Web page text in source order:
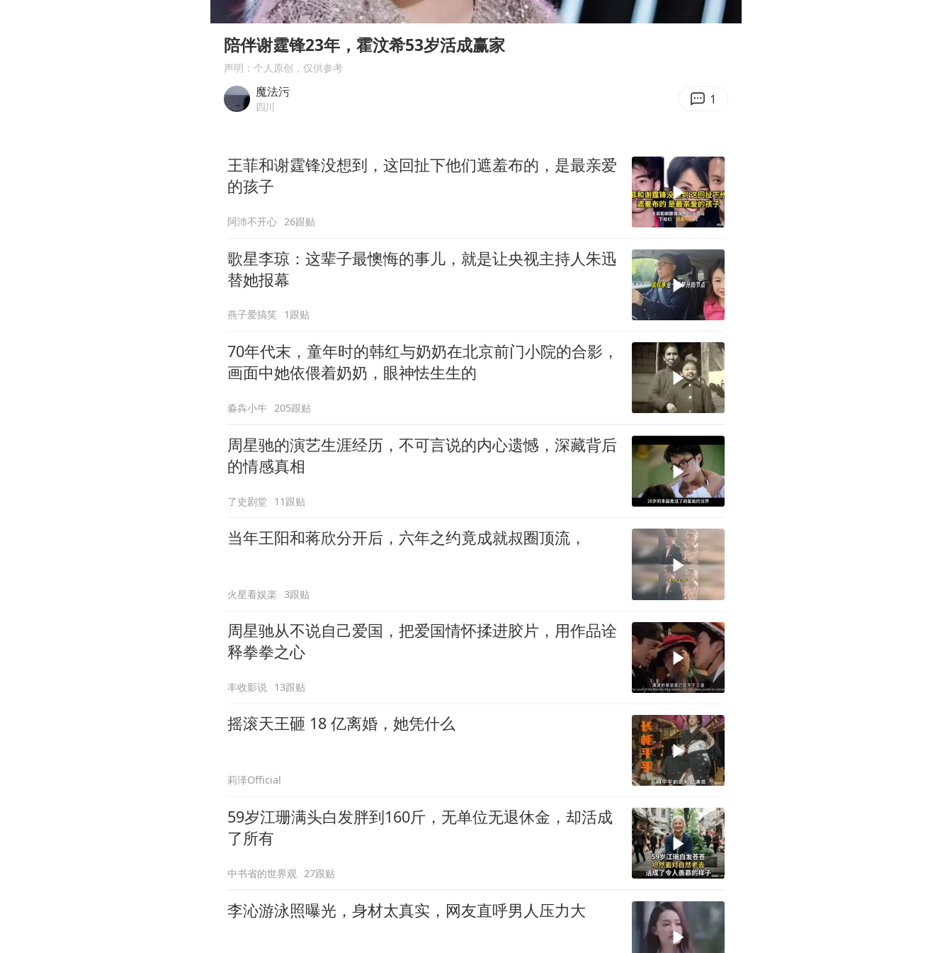
几元成本的AI广告导致千万市值蒸发
酒店回应车内过夜被收150元
全民健身事业高质量发展
Play
00:00 10:21
Enter
陪伴谢霆锋23年，霍汶希53岁活成赢家
声明：个人原创，仅供参考
魔法污
四川 1
王菲和谢霆锋没想到，这回扯下他们遮羞布的，是最亲爱
的孩子
阿沛不开心 26跟贴
歌星李琼：这辈子最懊悔的事儿，就是让央视主持人朱迅
替她报幕
燕子爱搞笑 1跟贴
70年代末，童年时的韩红与奶奶在北京前门小院的合影，
画面中她依偎着奶奶，眼神怯生生的
淼犇小牛 205跟贴
周星驰的演艺生涯经历，不可言说的内心遗憾，深藏背后
的情感真相
了史剧堂 11跟贴
当年王阳和蒋欣分开后，六年之约竟成就叔圈顶流，
火星看娱楽 3跟贴
周星驰从不说自己爱国，把爱国情怀揉进胶片，用作品诠
释拳拳之心
丰收影说 13跟贴
摇滚天王砸 18 亿离婚，她凭什么
莉泽Official
59岁江珊满头白发胖到160斤，无单位无退休金，却活成
了所有
中书省的世界观 27跟贴
李沁游泳照曝光，身材太真实，网友直呼男人压力大